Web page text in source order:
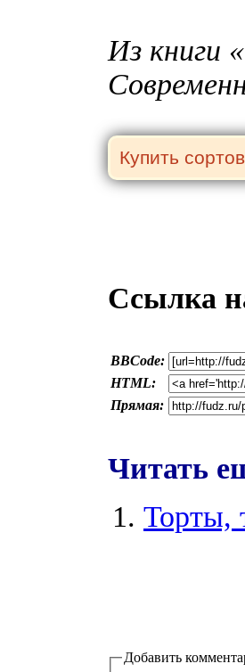
Из книги
Ссылка
BBCode:
HTML:
Прямая:
Читать
Торты,
Добавить